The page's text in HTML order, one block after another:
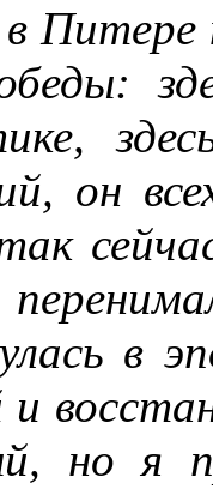
Питере
он
в
и
но я